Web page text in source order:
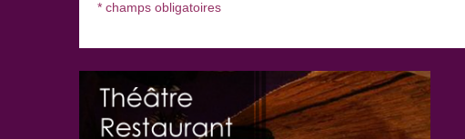
* champs obligatoires